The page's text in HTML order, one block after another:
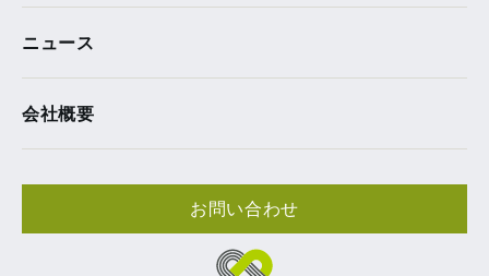
ニュース
会社概要
お問い合わせ